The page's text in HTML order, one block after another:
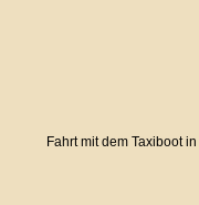
Fahrt mit dem Taxiboot